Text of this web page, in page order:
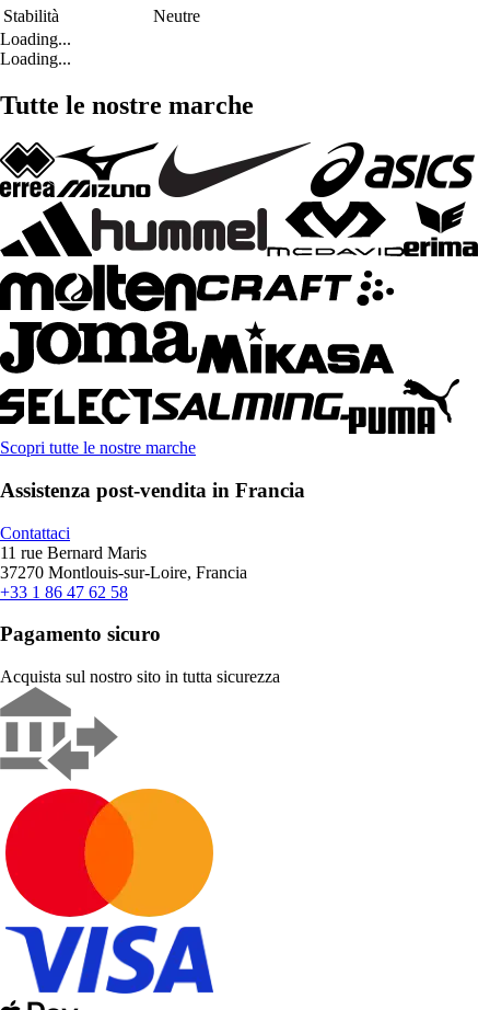
Stabilità
Neutre
Loading...
Loading...
Tutte le nostre marche
Scopri tutte le nostre marche
Assistenza post-vendita in Francia
Contattaci
11 rue Bernard Maris
37270 Montlouis-sur-Loire, Francia
+33 1 86 47 62 58
Pagamento sicuro
Acquista sul nostro sito in tutta sicurezza